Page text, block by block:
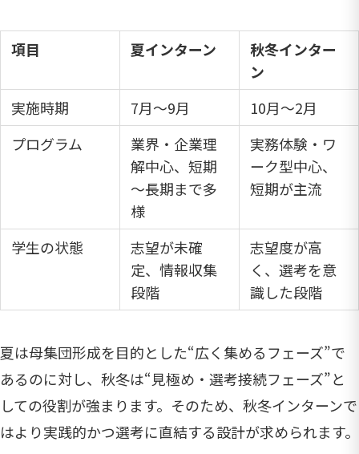
項目 夏インターン
秋冬インター
ン
実施時期
7月～9月
10月～2月
プログラム
業界・企業理
解中心、短期
～長期まで多
様
実務体験・ワ
ーク型中心、
短期が主流
学生の状態
志望が未確
定、情報収集
段階
志望度が高
く、選考を意
識した段階
夏は母集団形成を目的とした“広く集めるフェーズ”で
あるのに対し、秋冬は“見極め・選考接続フェーズ”と
しての役割が強まります。そのため、秋冬インターンで
はより実践的かつ選考に直結する設計が求められます。